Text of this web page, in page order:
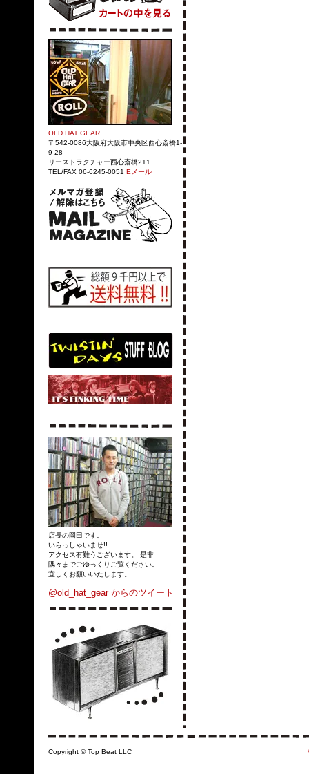
OLD HAT GEAR
〒542-0086大阪府大阪市中央区西心斎橋1-
9-28
リーストラクチャー西心斎橋211
TEL/FAX 06-6245-0051 Eメール
店長の岡田です。
いらっしゃいませ!!
アクセス有難うございます。 是非
隅々までごゆっくりご覧ください。
宜しくお願いいたします。
@old_hat_gear からのツイート
Copyright © Top Beat LLC